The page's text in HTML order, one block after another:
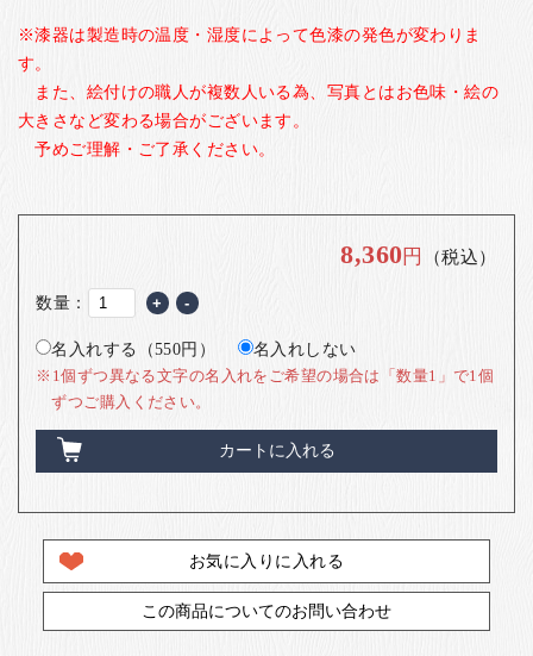
※漆器は製造時の温度・湿度によって色漆の発色が変わりま
す。
また、絵付けの職人が複数人いる為、写真とはお色味・絵の
大きさなど変わる場合がございます。
予めご理解・ご了承ください。
8,360円 （税込）
数量： + -
名入れする（550円） 名入れしない
※1個ずつ異なる文字の名入れをご希望の場合は「数量1」で1個
ずつご購入ください。
カートに入れる
お気に入りに入れる
この商品についてのお問い合わせ